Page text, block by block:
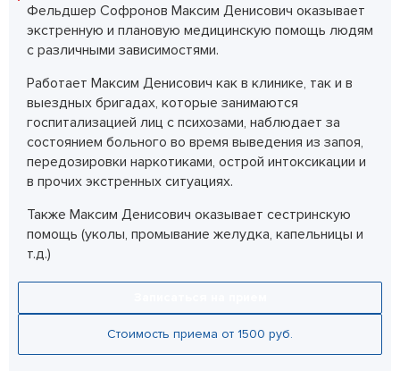
Фельдшер Софронов Максим Денисович оказывает
экстренную и плановую медицинскую помощь людям
с различными зависимостями.
Работает Максим Денисович как в клинике, так и в
выездных бригадах, которые занимаются
госпитализацией лиц с психозами, наблюдает за
состоянием больного во время выведения из запоя,
передозировки наркотиками, острой интоксикации и
в прочих экстренных ситуациях.
Также Максим Денисович оказывает сестринскую
помощь (уколы, промывание желудка, капельницы и
т.д.)
Стоимость приема от 1500 руб.